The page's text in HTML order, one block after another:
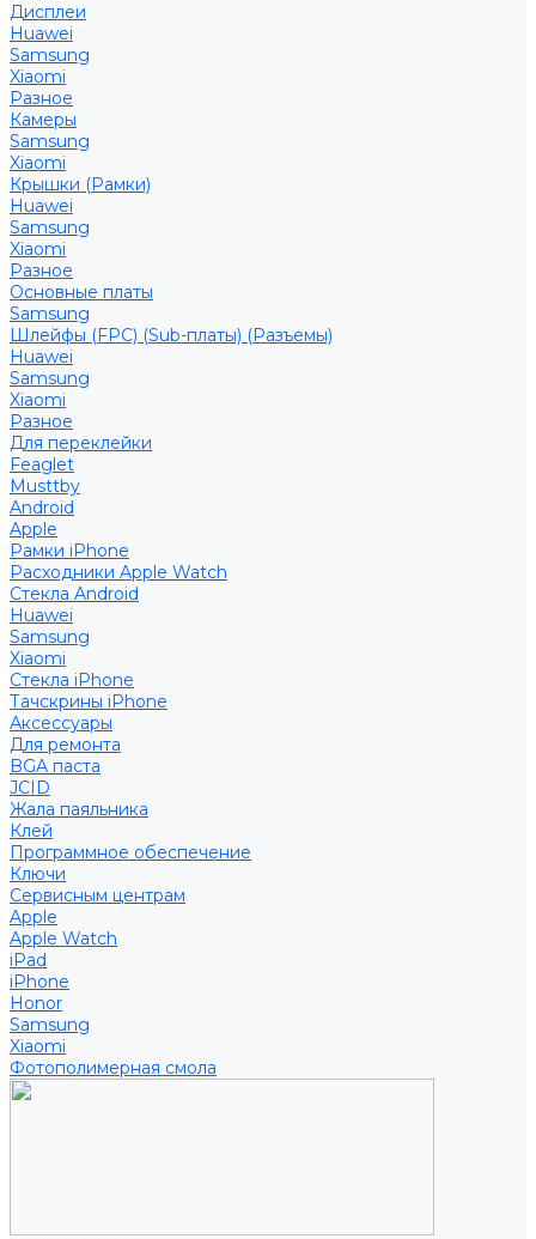
Дисплеи
Huawei
Samsung
Xiaomi
Разное
Камеры
Samsung
Xiaomi
Крышки (Рамки)
Huawei
Samsung
Xiaomi
Разное
Основные платы
Samsung
Шлейфы (FPC) (Sub-платы) (Разъемы)
Huawei
Samsung
Xiaomi
Разное
Для переклейки
Feaglet
Musttby
Android
Apple
Рамки iPhone
Расходники Apple Watch
Стекла Android
Huawei
Samsung
Xiaomi
Стекла iPhone
Тачскрины iPhone
Аксессуары
Для ремонта
BGA паста
JCID
Жала паяльника
Клей
Программное обеспечение
Ключи
Сервисным центрам
Apple
Apple Watch
iPad
iPhone
Honor
Samsung
Xiaomi
Фотополимерная смола